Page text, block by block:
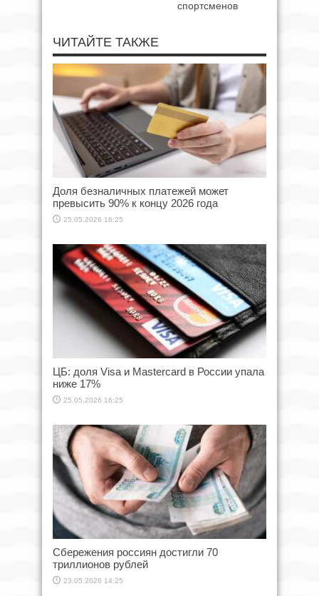
спортсменов
ЧИТАЙТЕ ТАКЖЕ
Доля безналичных платежей может
превысить 90% к концу 2026 года
25.05.2026 16:25
ЦБ: доля Visa и Mastercard в России упала
ниже 17%
25.05.2026 16:25
Сбережения россиян достигли 70
триллионов рублей
23.05.2026 14:25